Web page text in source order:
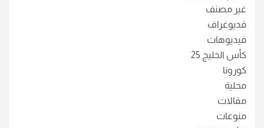
غير مصنف
فديوغراف
فيديوهات
كأس الخليج 25
كورونا
محلية
مقالات
منوعات